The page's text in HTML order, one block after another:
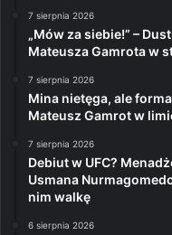
7 sierpnia 2026
„Mów za siebie!” –
Mateusza Gamrota w
7 sierpnia 2026
Mina nietęga, ale
Mateusz Gamrot w
7 sierpnia 2026
Debiut w UFC?
Usmana
nim walkę
6 sierpnia 2026